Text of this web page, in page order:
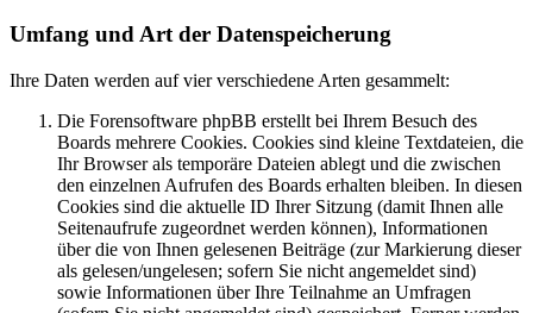
Umfang und Art der Datenspeicherung
Ihre Daten werden auf vier verschiedene Arten gesammelt:
Die Forensoftware phpBB erstellt bei Ihrem Besuch des
Boards mehrere Cookies. Cookies sind kleine Textdateien, die
Ihr Browser als temporäre Dateien ablegt und die zwischen
den einzelnen Aufrufen des Boards erhalten bleiben. In diesen
Cookies sind die aktuelle ID Ihrer Sitzung (damit Ihnen alle
Seitenaufrufe zugeordnet werden können), Informationen
über die von Ihnen gelesenen Beiträge (zur Markierung dieser
als gelesen/ungelesen; sofern Sie nicht angemeldet sind)
sowie Informationen über Ihre Teilnahme an Umfragen